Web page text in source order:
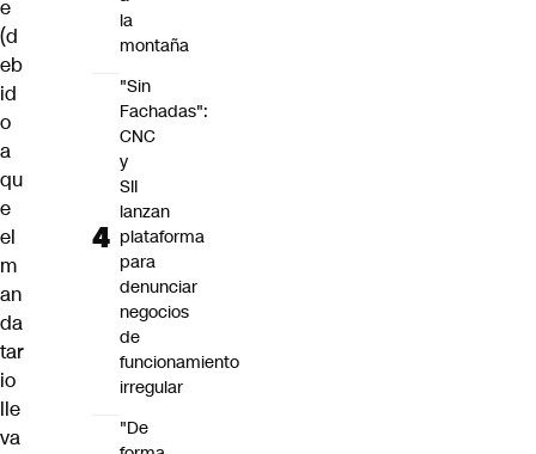
e
(d
eb
id
o
a
qu
e
el
m
an
da
tar
io
lle
va
la
montaña
"Sin
Fachadas":
CNC
y
SII
lanzan
plataforma
para
denunciar
negocios
de
funcionamiento
irregular
"De